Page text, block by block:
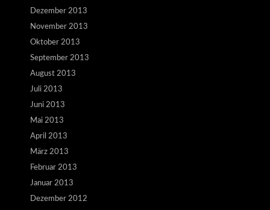
Dezember 2013
November 2013
Oktober 2013
September 2013
August 2013
Juli 2013
Juni 2013
Mai 2013
April 2013
März 2013
Februar 2013
Januar 2013
Dezember 2012